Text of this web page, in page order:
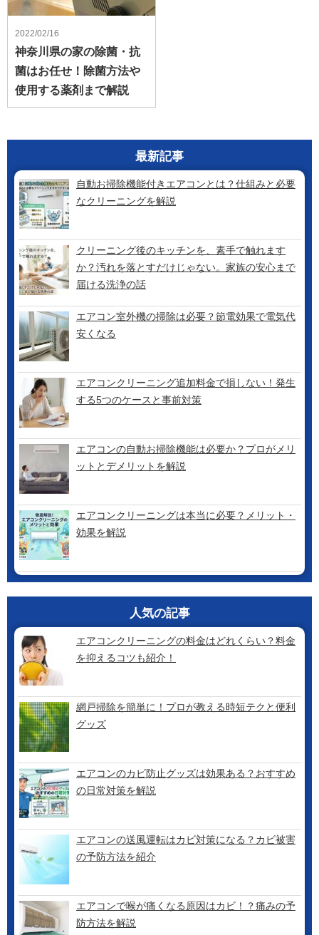
2022/02/16
神奈川県の家の除菌・抗
菌はお任せ！除菌方法や
使用する薬剤まで解説
最新記事
自動お掃除機能付きエアコンとは？仕組みと必要
なクリーニングを解説
クリーニング後のキッチンを、素手で触れます
か？汚れを落とすだけじゃない。家族の安心まで
届ける洗浄の話
エアコン室外機の掃除は必要？節電効果で電気代
安くなる
エアコンクリーニング追加料金で損しない！発生
する5つのケースと事前対策
エアコンの自動お掃除機能は必要か？プロがメリ
ットとデメリットを解説
エアコンクリーニングは本当に必要？メリット・
効果を解説
人気の記事
エアコンクリーニングの料金はどれくらい？料金
を抑えるコツも紹介！
網戸掃除を簡単に！プロが教える時短テクと便利
グッズ
エアコンのカビ防止グッズは効果ある？おすすめ
の日常対策を解説
エアコンの送風運転はカビ対策になる？カビ被害
の予防方法を紹介
エアコンで喉が痛くなる原因はカビ！？痛みの予
防方法を解説